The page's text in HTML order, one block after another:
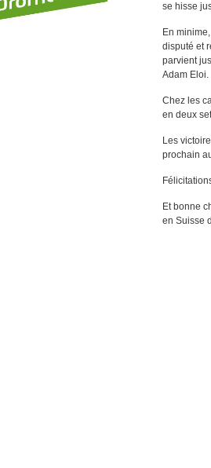
se hisse
En
disputé et
parvient
Adam Eloi.
Chez les
en deux
Les
prochain
Et bonne
en Suisse